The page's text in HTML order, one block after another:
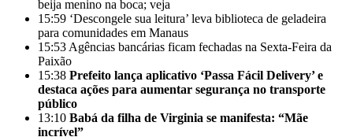
beija menino na boca; veja
15:59 ‘Descongele sua leitura’ leva biblioteca de geladeira
para comunidades em Manaus
15:53 Agências bancárias ficam fechadas na Sexta-Feira da
Paixão
15:38 Prefeito lança aplicativo ‘Passa Fácil Delivery’ e
destaca ações para aumentar segurança no transporte
público
13:10 Babá da filha de Virginia se manifesta: “Mãe
incrível”